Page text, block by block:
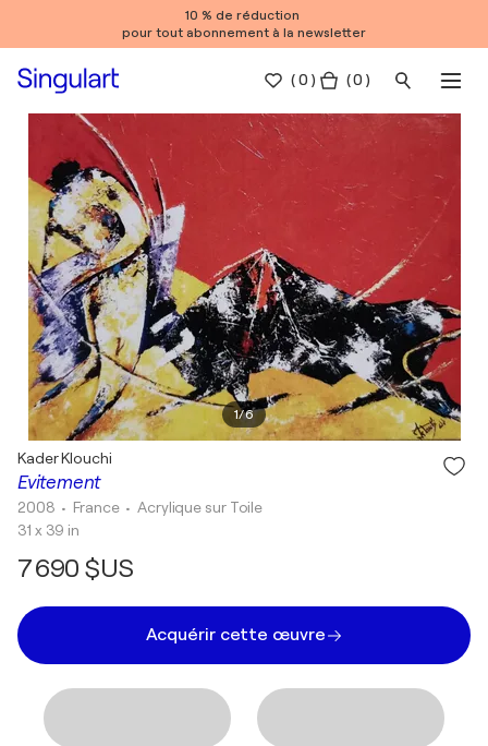
10 % de réduction
pour tout abonnement à la newsletter
(0 ) ( 0 )
1/6
Evitement
Kader Klouchi
2008 • France •Acrylique sur Toile
31 x 39 in
7 690 $US
Acquérir cette œuvre